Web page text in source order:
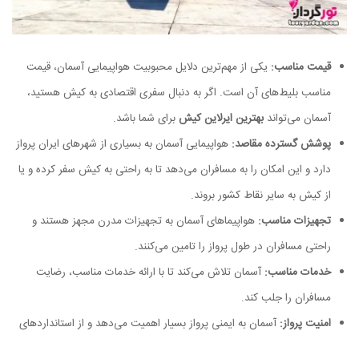
قیمت مناسب: یکی از مهم‌ترین دلایل محبوبیت هواپیمایی آسمان، قیمت
مناسب بلیط‌های آن است. اگر به دنبال سفری اقتصادی به کیش هستید،
آسمان می‌تواندبهترین ایرلاین کیش برای شما باشد.
پوشش گسترده مقاصد: هواپیمایی آسمان به بسیاری از شهرهای ایران پرواز
دارد و این امکان را به مسافران می‌دهد تا به راحتی به کیش سفر کرده و یا
از کیش به سایر نقاط کشور بروند.
تجهیزات مناسب: هواپیماهای آسمان به تجهیزات مدرن مجهز هستند و
راحتی مسافران در طول پرواز را تامین می‌کنند.
خدمات مناسب: آسمان تلاش می‌کند تا با ارائه خدمات مناسب، رضایت
مسافران را جلب کند.
امنیت پرواز: آسمان به ایمنی پرواز بسیار اهمیت می‌دهد و از استانداردهای